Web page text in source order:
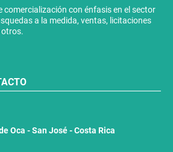
comercialización con énfasis en el sector
a la medida, ventas, licitaciones
otros.
Oca - San José - Costa Rica